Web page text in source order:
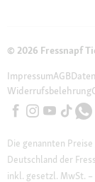
© 2026 Fressnapf
ImpressumAGB
Widerrufsbelehrung
Die genannten
Deutschland der
inkl. gesetzl. MwSt.